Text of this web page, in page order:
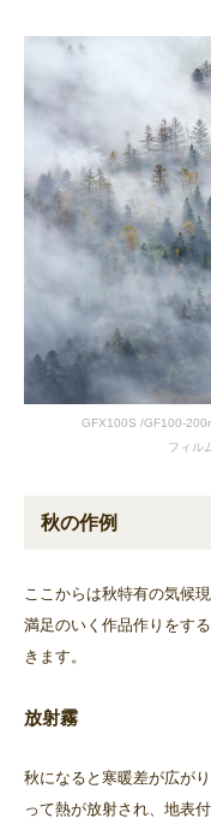
GFX100S /GF100-
フィル
秋の作例
ここからは秋特有の気候
満足のいく作品作りをす
きます。
放射霧
秋になると寒暖差が広が
って熱が放射され、地表